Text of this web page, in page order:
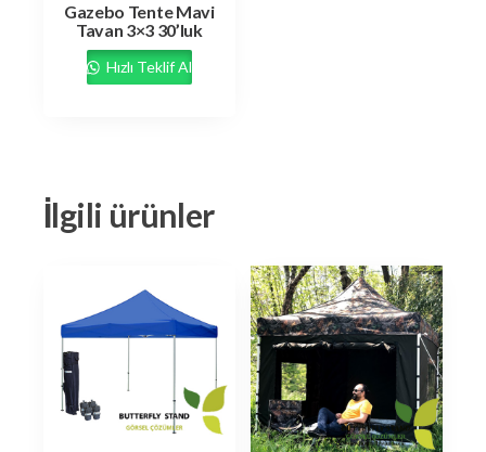
Gazebo Tente Mavi
Tavan 3×3 30’luk
Hızlı Teklif Al
İlgili ürünler